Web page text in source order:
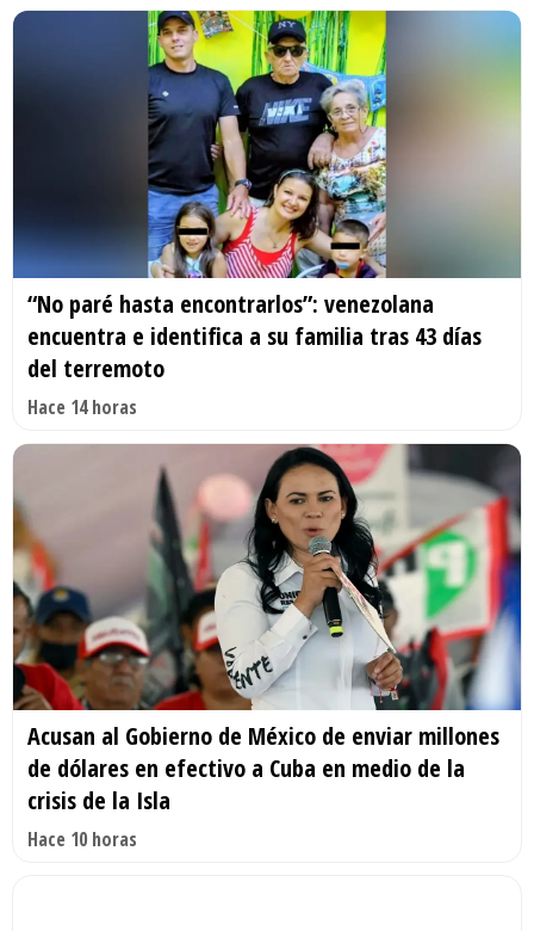
“No paré hasta encontrarlos”: venezolana
encuentra e identifica a su familia tras 43 días
del terremoto
Hace 14 horas
Acusan al Gobierno de México de enviar millones
de dólares en efectivo a Cuba en medio de la
crisis de la Isla
Hace 10 horas